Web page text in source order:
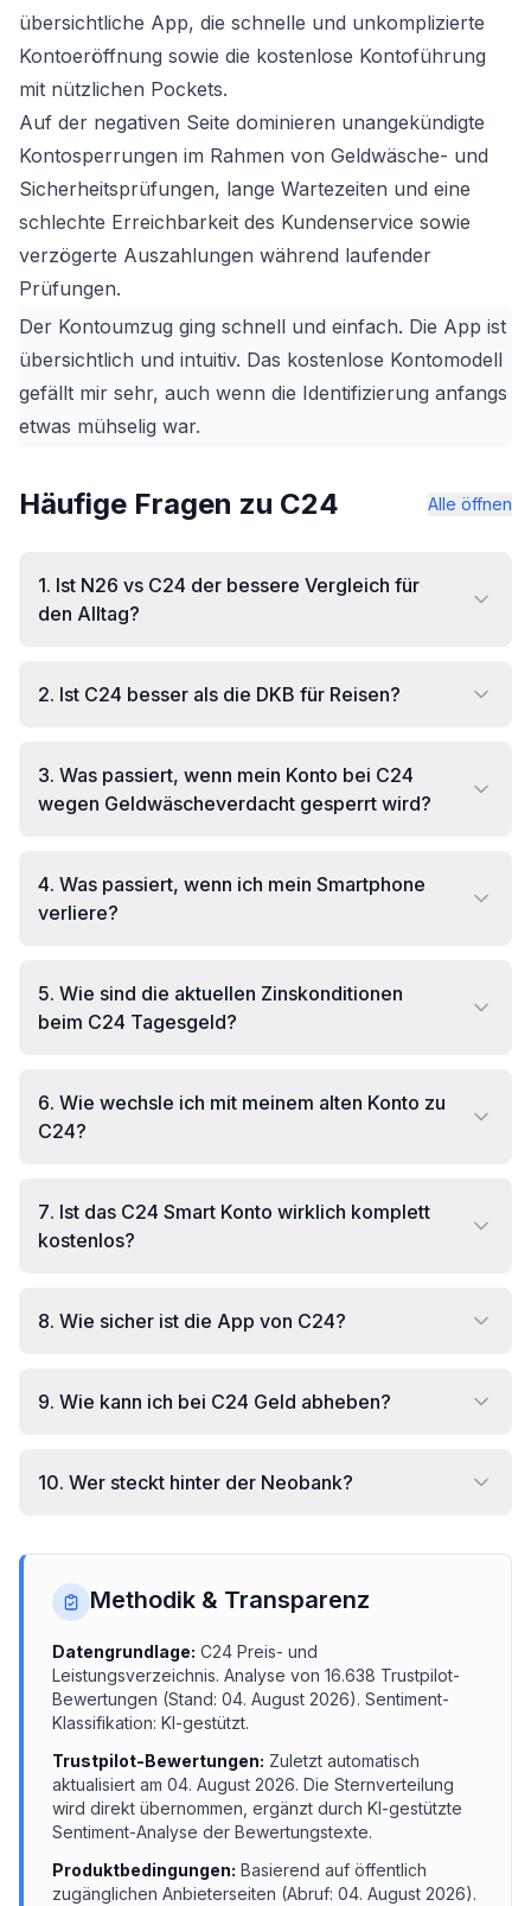
übersichtliche App, die schnelle und unkomplizierte
Kontoeröffnung sowie die kostenlose Kontoführung
mit nützlichen Pockets.
Auf der negativen Seite dominieren unangekündigte
Kontosperrungen im Rahmen von Geldwäsche- und
Sicherheitsprüfungen, lange Wartezeiten und eine
schlechte Erreichbarkeit des Kundenservice sowie
verzögerte Auszahlungen während laufender
Prüfungen.
Der Kontoumzug ging schnell und einfach. Die App ist
übersichtlich und intuitiv. Das kostenlose Kontomodell
gefällt mir sehr, auch wenn die Identifizierung anfangs
etwas mühselig war.
Häufige Fragen zu C24 Alle öffnen
1. Ist N26 vs C24 der bessere Vergleich für
den Alltag?
2. Ist C24 besser als die DKB für Reisen?
3. Was passiert, wenn mein Konto bei C24
wegen Geldwäscheverdacht gesperrt wird?
4. Was passiert, wenn ich mein Smartphone
verliere?
5. Wie sind die aktuellen Zinskonditionen
beim C24 Tagesgeld?
6. Wie wechsle ich mit meinem alten Konto zu
C24?
7. Ist das C24 Smart Konto wirklich komplett
kostenlos?
8. Wie sicher ist die App von C24?
9. Wie kann ich bei C24 Geld abheben?
10. Wer steckt hinter der Neobank?
Methodik & Transparenz
Datengrundlage: C24 Preis- und
Leistungsverzeichnis. Analyse von 16.638 Trustpilot-
Bewertungen (Stand: 04. August 2026). Sentiment-
Klassifikation: KI-gestützt.
Trustpilot-Bewertungen: Zuletzt automatisch
aktualisiert am 04. August 2026. Die Sternverteilung
wird direkt übernommen, ergänzt durch KI-gestützte
Sentiment-Analyse der Bewertungstexte.
Produktbedingungen: Basierend auf öffentlich
zugänglichen Anbieterseiten (Abruf: 04. August 2026).